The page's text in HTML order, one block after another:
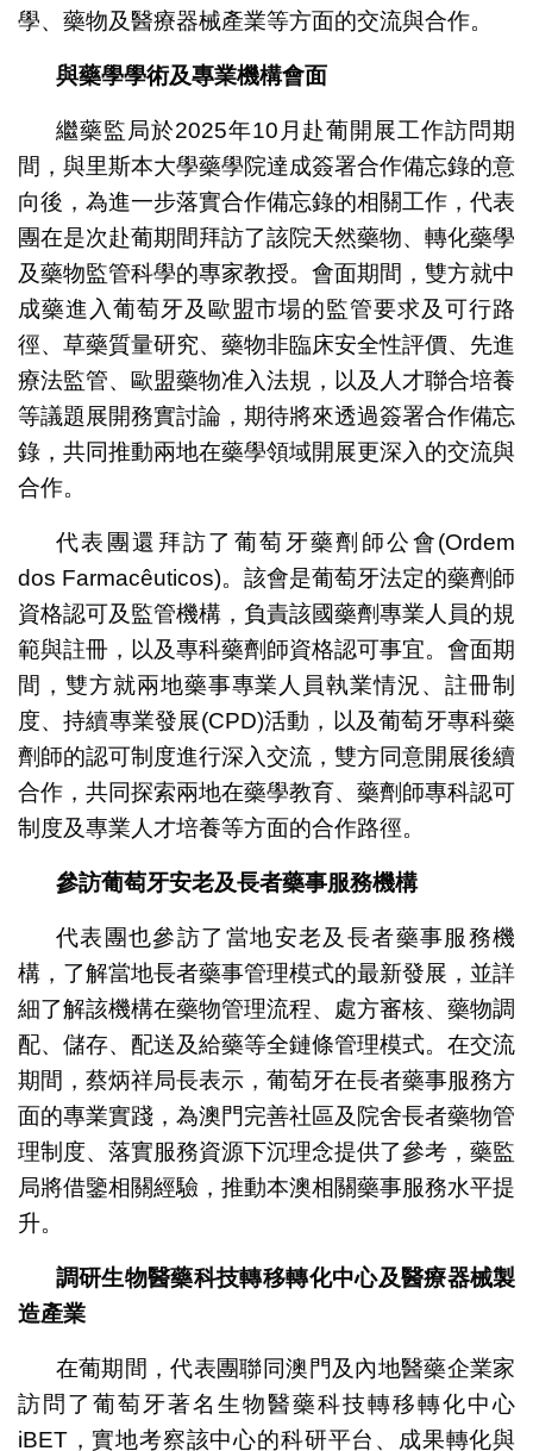
學、藥物及醫療器械產業等方面的交流與合作。
與藥學學術及專業機構會面
繼藥監局於2025年10月赴葡開展工作訪問期
間，與里斯本大學藥學院達成簽署合作備忘錄的意
向後，為進一步落實合作備忘錄的相關工作，代表
團在是次赴葡期間拜訪了該院天然藥物、轉化藥學
及藥物監管科學的專家教授。會面期間，雙方就中
成藥進入葡萄牙及歐盟市場的監管要求及可行路
徑、草藥質量研究、藥物非臨床安全性評價、先進
療法監管、歐盟藥物准入法規，以及人才聯合培養
等議題展開務實討論，期待將來透過簽署合作備忘
錄，共同推動兩地在藥學領域開展更深入的交流與
合作。
代表團還拜訪了葡萄牙藥劑師公會(Ordem
dos Farmacêuticos)。該會是葡萄牙法定的藥劑師
資格認可及監管機構，負責該國藥劑專業人員的規
範與註冊，以及專科藥劑師資格認可事宜。會面期
間，雙方就兩地藥事專業人員執業情況、註冊制
度、持續專業發展(CPD)活動，以及葡萄牙專科藥
劑師的認可制度進行深入交流，雙方同意開展後續
合作，共同探索兩地在藥學教育、藥劑師專科認可
制度及專業人才培養等方面的合作路徑。
參訪葡萄牙安老及長者藥事服務機構
代表團也參訪了當地安老及長者藥事服務機
構，了解當地長者藥事管理模式的最新發展，並詳
細了解該機構在藥物管理流程、處方審核、藥物調
配、儲存、配送及給藥等全鏈條管理模式。在交流
期間，蔡炳祥局長表示，葡萄牙在長者藥事服務方
面的專業實踐，為澳門完善社區及院舍長者藥物管
理制度、落實服務資源下沉理念提供了參考，藥監
局將借鑒相關經驗，推動本澳相關藥事服務水平提
升。
調研生物醫藥科技轉移轉化中心及醫療器械製
造產業
在葡期間，代表團聯同澳門及內地醫藥企業家
訪問了葡萄牙著名生物醫藥科技轉移轉化中心
iBET，實地考察該中心的科研平台、成果轉化與